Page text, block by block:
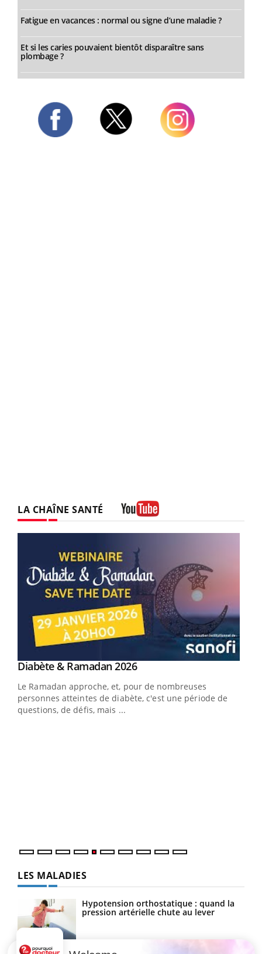
Fatigue en vacances : normal ou signe d’une maladie ?
Et si les caries pouvaient bientôt disparaître sans
plombage ?
LA CHAÎNE SANTÉ
Youtube
Diabète & Ramadan 2026Youtube
Le Ramadan approche, et, pour de nombreuses
personnes atteintes de diabète, c'est une période de
questions, de défis, mais ...
LES MALADIES
Hypotension orthostatique : quand la
pression artérielle chute au lever